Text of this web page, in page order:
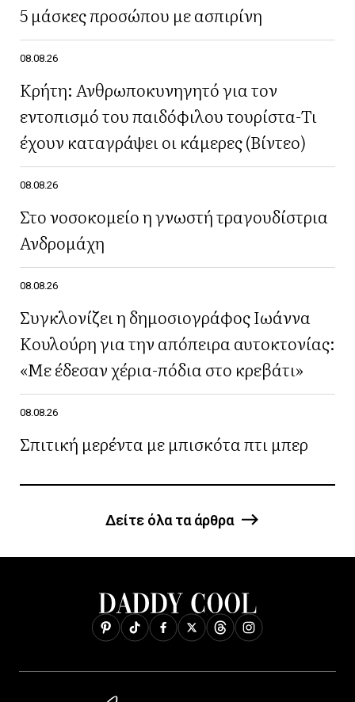
5 μάσκες προσώπου με ασπιρίνη
08.08.26
Κρήτη: Ανθρωποκυνηγητό για τον
εντοπισμό του παιδόφιλου τουρίστα-Τι
έχουν καταγράψει οι κάμερες (Βίντεο)
08.08.26
Στο νοσοκομείο η γνωστή τραγουδίστρια
Ανδρομάχη
08.08.26
Συγκλονίζει η δημοσιογράφος Ιωάννα
Κουλούρη για την απόπειρα αυτοκτονίας:
«Με έδεσαν χέρια-πόδια στο κρεβάτι»
08.08.26
Σπιτική μερέντα με μπισκότα πτι μπερ
Δείτε όλα τα άρθρα